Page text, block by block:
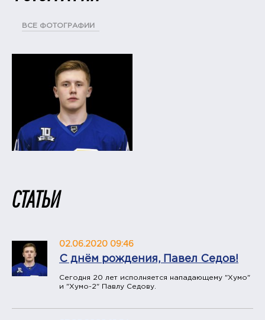
ВСЕ ФОТОГРАФИИ
СТАТЬИ
02.06.2020 09:46
С днём рождения, Павел Седов!
Сегодня 20 лет исполняется нападающему "Хумо"
и "Хумо-2" Павлу Седову.